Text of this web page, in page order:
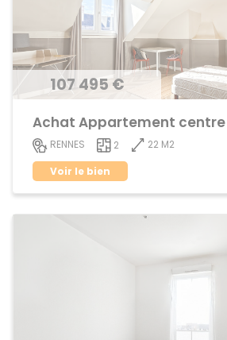
107 495 €
RENNES 2
22 M2
Voir le bien